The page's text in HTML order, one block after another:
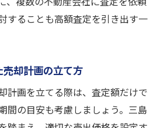
することも高額査定を引き出す一
売却計画の立て方
計画を立てる際は、査定額だけで
間の目安も考慮しましょう。三島